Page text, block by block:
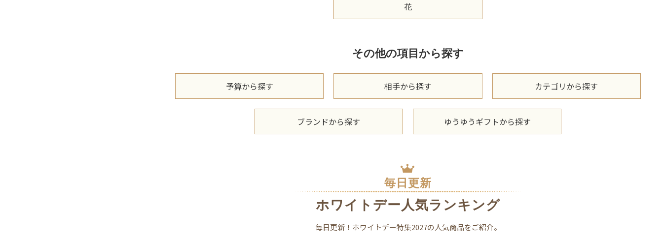
花
その他の項目から探す
予算から探す 相手から探す カテゴリから探す
ブランドから探す ゆうゆうギフトから探す
毎日更新
ホワイトデー人気ランキング
毎日更新！ホワイトデー特集2027の人気商品をご紹介。